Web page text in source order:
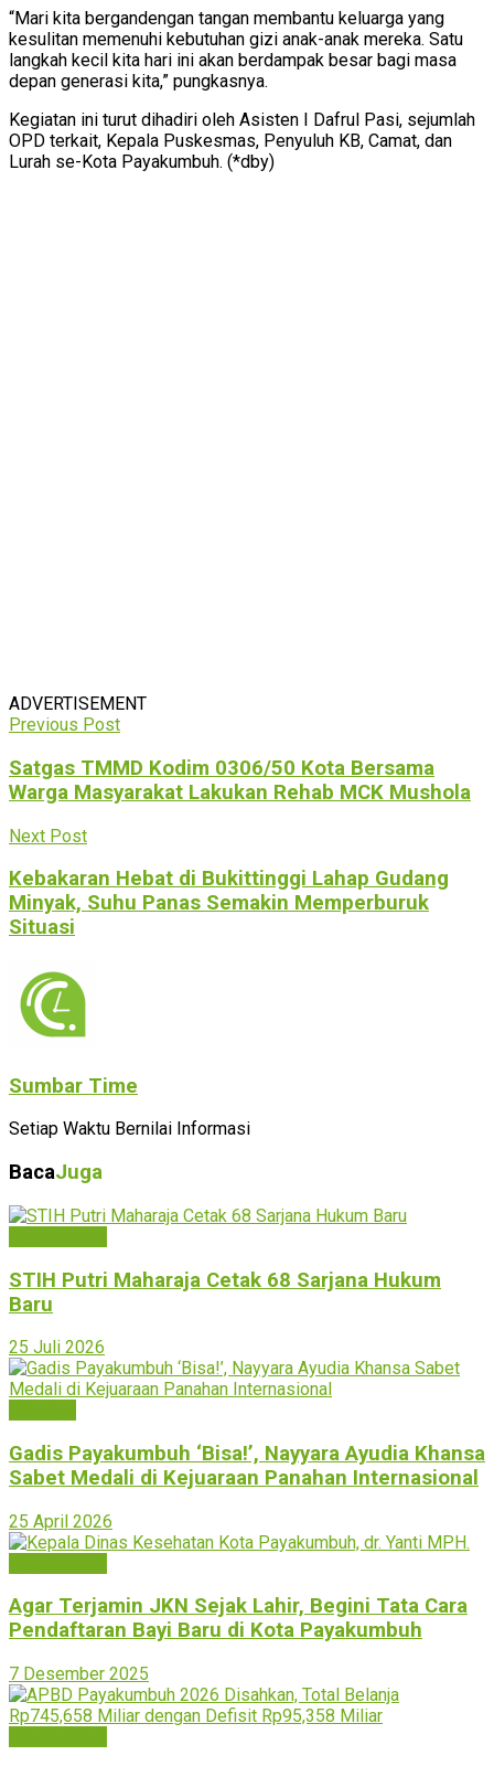
“Mari kita bergandengan tangan membantu keluarga yang
kesulitan memenuhi kebutuhan gizi anak-anak mereka. Satu
langkah kecil kita hari ini akan berdampak besar bagi masa
depan generasi kita,” pungkasnya.
Kegiatan ini turut dihadiri oleh Asisten I Dafrul Pasi, sejumlah
OPD terkait, Kepala Puskesmas, Penyuluh KB, Camat, dan
Lurah se-Kota Payakumbuh. (*dby)
ADVERTISEMENT
Previous Post
Satgas TMMD Kodim 0306/50 Kota Bersama
Warga Masyarakat Lakukan Rehab MCK Mushola
Next Post
Kebakaran Hebat di Bukittinggi Lahap Gudang
Minyak, Suhu Panas Semakin Memperburuk
Situasi
Sumbar Time
Setiap Waktu Bernilai Informasi
BacaJuga
STIH Putri Maharaja Cetak 68 Sarjana Hukum
Baru
25 Juli 2026
Gadis Payakumbuh ‘Bisa!’, Nayyara Ayudia Khansa
Sabet Medali di Kejuaraan Panahan Internasional
25 April 2026
Agar Terjamin JKN Sejak Lahir, Begini Tata Cara
Pendaftaran Bayi Baru di Kota Payakumbuh
7 Desember 2025